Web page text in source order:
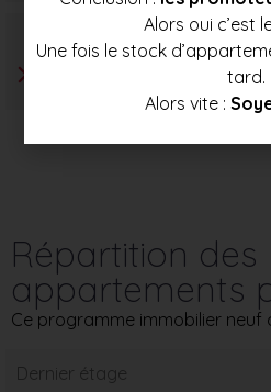
Répartition des
appartements
Ce programme immobilier neuf
Dernier étage
Alors oui c’est
Une fois le stock
tard.
Alors vite :